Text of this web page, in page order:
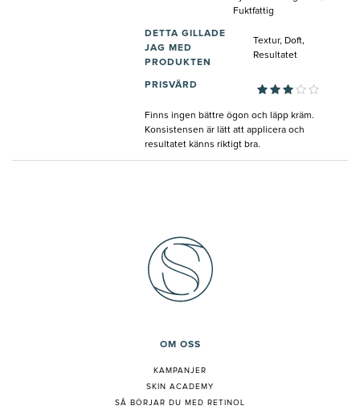
Fuktfattig
DETTA GILLADE
JAG MED
PRODUKTEN
Textur, Doft,
Resultatet
PRISVÄRD
Finns ingen bättre ögon och läpp kräm.
Konsistensen är lätt att applicera och
resultatet känns riktigt bra.
OM OSS
KAMPANJER
SKIN ACADEMY
SÅ BÖRJAR DU MED RETINOL